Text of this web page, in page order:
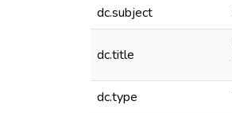
dc.subject
dc.title
dc.type